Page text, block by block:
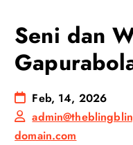
Seni dan
Feb, 14, 2026
domain.com